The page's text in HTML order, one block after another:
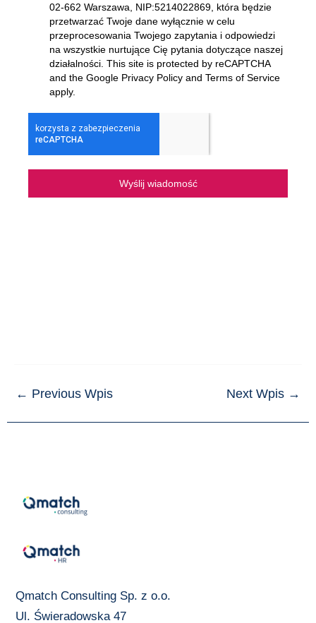
02-662 Warszawa, NIP:5214022869, która będzie
przetwarzać Twoje dane wyłącznie w celu
przeprocesowania Twojego zapytania i odpowiedzi
na wszystkie nurtujące Cię pytania dotyczące naszej
działalności. This site is protected by reCAPTCHA
and the Google Privacy Policy and Terms of Service
apply.
Wyślij wiadomość
← Previous Wpis Next Wpis →
Qmatch Consulting Sp. z o.o.
Ul. Świeradowska 47